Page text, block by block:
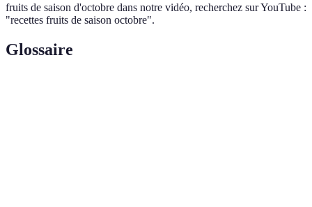
fruits de saison d'octobre dans notre vidéo, recherchez sur YouTube :
"recettes fruits de saison octobre".
Glossaire